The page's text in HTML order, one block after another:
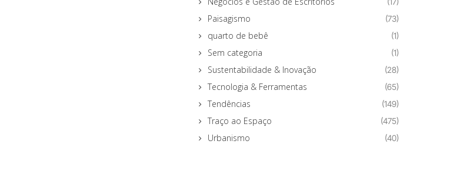
Paisagismo (73)
quarto de bebê (1)
Sem categoria (1)
Sustentabilidade & Inovação (28)
Tecnologia & Ferramentas (65)
Tendências (149)
Traço ao Espaço (475)
Urbanismo (40)